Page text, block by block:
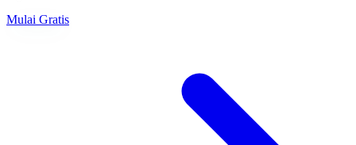
Mulai Gratis